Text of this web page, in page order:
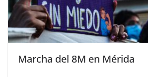
Marcha del 8M en Mérida